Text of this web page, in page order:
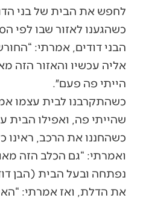
לחפש את הבית של בני
כשהגענו לאזור שבו לפי
הבני דודים, אמרתי:
אליה עכשיו והאזור הזה
הייתי פה פעם״.
כשהתקרבנו לבית עצמו
שהייתי פה, ואפילו הבית
כשהחננו את הרכב, ראינו
ואמרתי: “גם הכלב הזה
נפתחה ובעל הבית (הבן
את הדלת, ואז אמרתי: